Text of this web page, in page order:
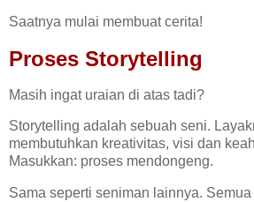
Saatnya mulai membuat cerita!
Proses Storytelling
Masih ingat uraian di atas tadi?
Storytelling adalah sebuah seni.
membutuhkan kreativitas, visi dan
Masukkan: proses mendongeng.
Sama seperti seniman lainnya.